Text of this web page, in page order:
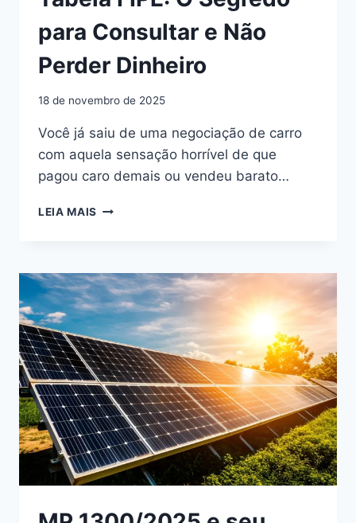
para Consultar e Não
Perder Dinheiro
18 de novembro de 2025
Você já saiu de uma negociação de carro
com aquela sensação horrível de que
pagou caro demais ou vendeu barato…
LEIA MAIS TABELA
PARA
CONSULTAR
E
NÃO
PERDER
DINHEIRO